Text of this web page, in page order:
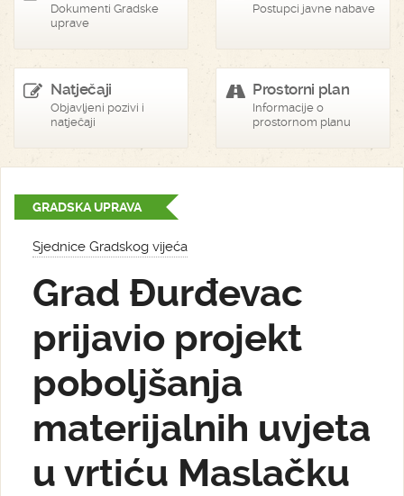
Dokumenti Gradske
uprave
Postupci javne nabave
Natječaji
Objavljeni pozivi i
natječaji
Prostorni plan
Informacije o
prostornom planu
GRADSKA UPRAVA
Sjednice Gradskog vijeća
Grad Đurđevac
prijavio projekt
poboljšanja
materijalnih uvjeta
u vrtiću Maslačku